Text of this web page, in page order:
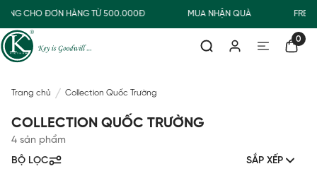
CHO ĐƠN HÀNG TỪ 500.000Đ MUA NHẬN QUÀ
0
Trang chủ Collection Quốc Trường
COLLECTION QUỐC TRƯỜNG
4 sản phẩm
BỘ LỌC
SẮP XẾP